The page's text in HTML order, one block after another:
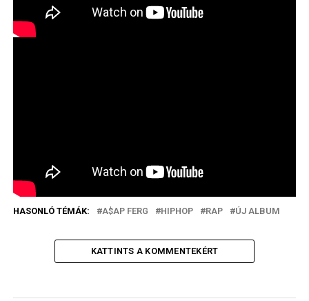
HASONLÓ TÉMÁK: A$AP FERG HIPHOP RAP ÚJ ALBUM
KATTINTS A KOMMENTEKÉRT